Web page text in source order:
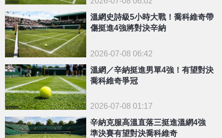
溫網史詩級5小時大戰！喬科維奇帶
傷挺進4強將對決辛納
2026-07-08 06:42
溫網／辛納挺進男單4強！有望對決
喬科維奇爭冠
2026-07-08 01:17
辛納克服高溫直落三挺進溫網4強
準決賽有望對決喬科維奇